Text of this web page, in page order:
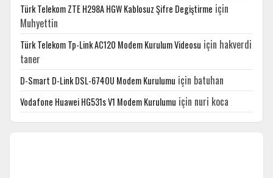
Türk Telekom ZTE H298A HGW Kablosuz Şifre Degiştirme için
Muhyettin
Türk Telekom Tp-Link AC120 Modem Kurulum Videosu için hakverdi
taner
D-Smart D-Link DSL-6740U Modem Kurulumu için batuhan
Vodafone Huawei HG531s V1 Modem Kurulumu için nuri koca